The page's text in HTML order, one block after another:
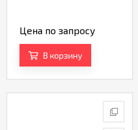
Цена по запросу
В корзину